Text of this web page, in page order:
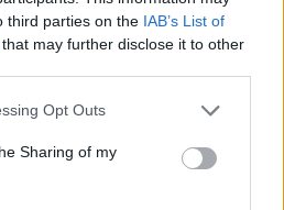
third parties on the IAB’s List of
that may further disclose it to other
app uses one or more Google
behaviour. You may click to
and its third-party tags to
purposes in below Google
Opt Outs
Sharing of my
është çelësi për një
Ndërsa çiklistët
njëri-tjetrin, rritet
më të thjeshtë mbajtjen e
të komunitetit përmes